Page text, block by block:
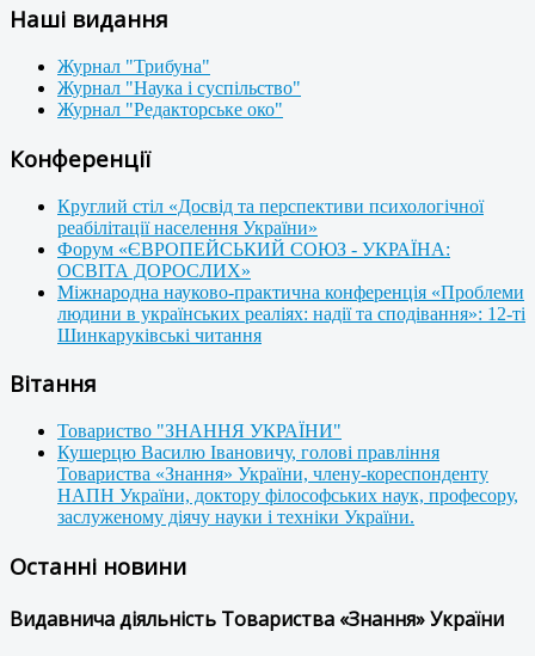
Наші видання
Журнал "Трибуна"
Журнал "Наука і суспільство"
Журнал "Редакторське око"
Конференції
Круглий стіл «Досвід та перспективи психологічної
реабілітації населення України»
Форум «ЄВРОПЕЙСЬКИЙ СОЮЗ - УКРАЇНА:
ОСВІТА ДОРОСЛИХ»
Міжнародна науково-практична конференція «Проблеми
людини в українських реаліях: надії та сподівання»: 12-ті
Шинкаруківські читання
Вітання
Товариство "ЗНАННЯ УКРАЇНИ"
Кушерцю Василю Івановичу, голові правління
Товариства «Знання» України, члену-кореспонденту
НАПН України, доктору філософських наук, професору,
заслуженому діячу науки і техніки України.
Останні новини
Видавнича діяльність Товариства «Знання» України